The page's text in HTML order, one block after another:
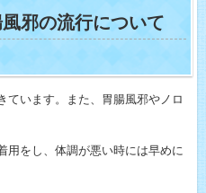
邪の流行について
ています。また、胃腸風邪やノロ
用をし、体調が悪い時には早めに